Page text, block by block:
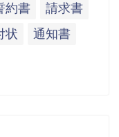
約書
請求書
状
通知書